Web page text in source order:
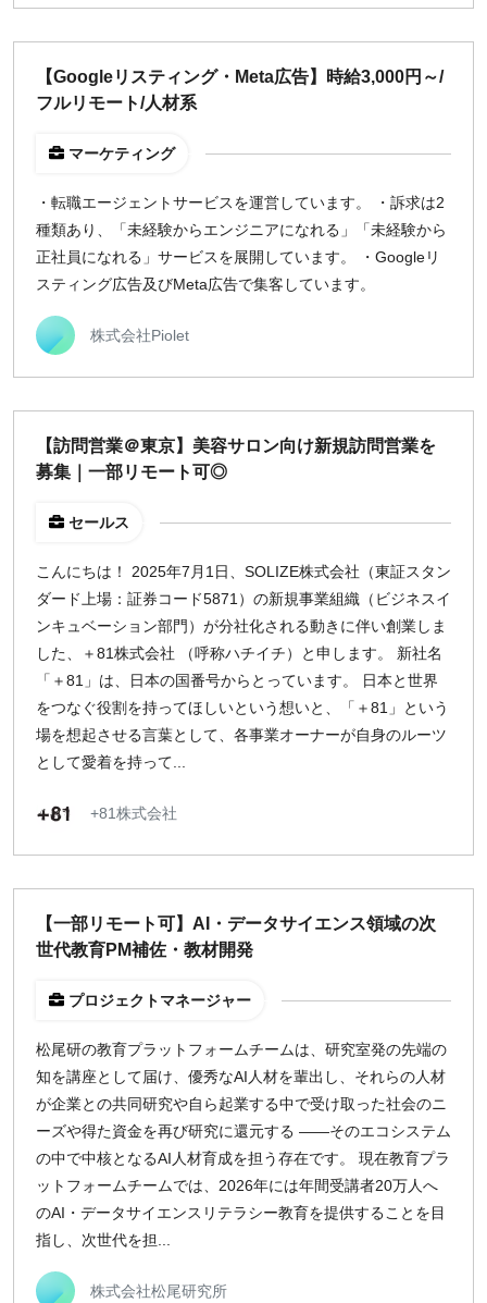
【Googleリスティング・Meta広告】時給3,000円～/
フルリモート/人材系
マーケティング
・転職エージェントサービスを運営しています。 ・訴求は2
種類あり、「未経験からエンジニアになれる」「未経験から
正社員になれる」サービスを展開しています。 ・Googleリ
スティング広告及びMeta広告で集客しています。
株式会社Piolet
【訪問営業＠東京】美容サロン向け新規訪問営業を
募集｜一部リモート可◎
セールス
こんにちは！ 2025年7月1日、SOLIZE株式会社（東証スタン
ダード上場：証券コード5871）の新規事業組織（ビジネスイ
ンキュベーション部門）が分社化される動きに伴い創業しま
した、＋81株式会社 （呼称ハチイチ）と申します。 新社名
「＋81」は、日本の国番号からとっています。 日本と世界
をつなぐ役割を持ってほしいという想いと、「＋81」という
場を想起させる言葉として、各事業オーナーが自身のルーツ
として愛着を持って...
+81株式会社
【一部リモート可】AI・データサイエンス領域の次
世代教育PM補佐・教材開発
プロジェクトマネージャー
松尾研の教育プラットフォームチームは、研究室発の先端の
知を講座として届け、優秀なAI人材を輩出し、それらの人材
が企業との共同研究や自ら起業する中で受け取った社会のニ
ーズや得た資金を再び研究に還元する ――そのエコシステム
の中で中核となるAI人材育成を担う存在です。 現在教育プラ
ットフォームチームでは、2026年には年間受講者20万人へ
のAI・データサイエンスリテラシー教育を提供することを目
指し、次世代を担...
株式会社松尾研究所